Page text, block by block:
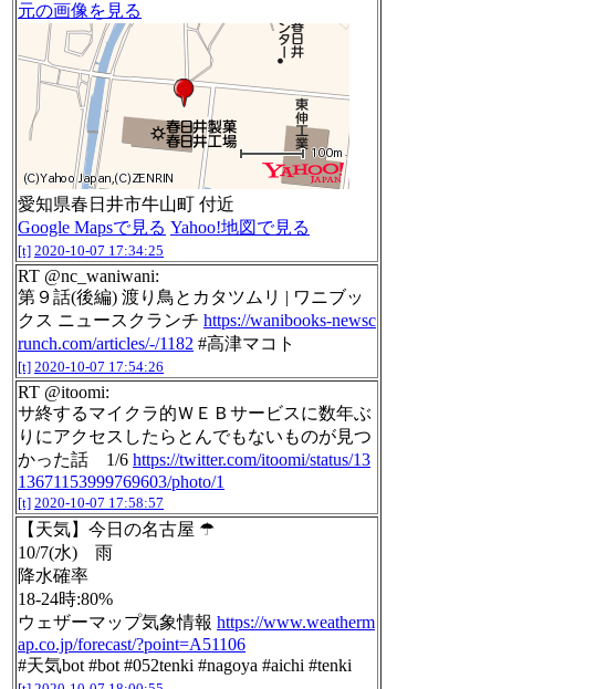
元の画像を見る
愛知県春日井市牛山町 付近
Google Mapsで見る Yahoo!地図で見る
[t] 2020-10-07 17:34:25
RT @nc_waniwani:
第９話(後編) 渡り鳥とカタツムリ | ワニブッ
クス ニュースクランチ https://wanibooks-newsc
runch.com/articles/-/1182 #高津マコト
[t] 2020-10-07 17:54:26
RT @itoomi:
サ終するマイクラ的ＷＥＢサービスに数年ぶ
りにアクセスしたらとんでもないものが見つ
かった話 1/6 https://twitter.com/itoomi/status/13
13671153999769603/photo/1
[t] 2020-10-07 17:58:57
【天気】今日の名古屋 ☂
10/7(水) 雨
降水確率
18-24時:80%
ウェザーマップ気象情報 https://www.weatherm
ap.co.jp/forecast/?point=A51106
#天気bot #bot #052tenki #nagoya #aichi #tenki